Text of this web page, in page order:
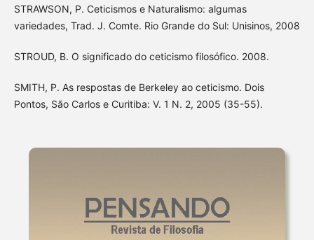
STRAWSON, P. Ceticismos e Naturalismo: algumas
variedades, Trad. J. Comte. Rio Grande do Sul: Unisinos, 2008
STROUD, B. O significado do ceticismo filosófico. 2008.
SMITH, P. As respostas de Berkeley ao ceticismo. Dois
Pontos, São Carlos e Curitiba: V. 1 N. 2, 2005 (35-55).